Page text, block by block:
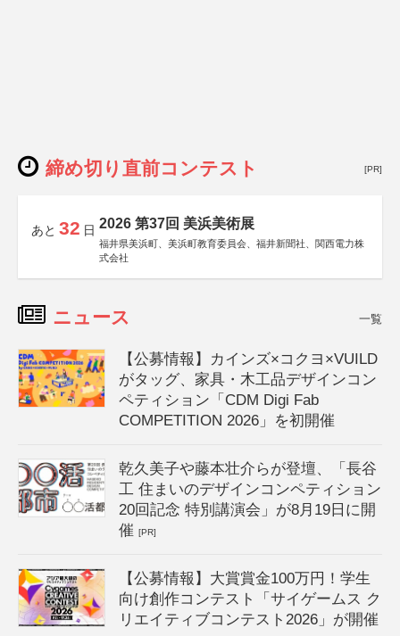
締め切り直前コンテスト [PR]
あと 32 日 2026 第37回 美浜美術展
福井県美浜町、美浜町教育委員会、福井新聞社、関西電力株
式会社
ニュース 一覧
【公募情報】カインズ×コクヨ×VUILD
がタッグ、家具・木工品デザインコン
ペティション「CDM Digi Fab
COMPETITION 2026」を初開催
乾久美子や藤本壮介らが登壇、「長谷
工 住まいのデザインコンペティション
20回記念 特別講演会」が8月19日に開
催[PR]
【公募情報】大賞賞金100万円！学生
向け創作コンテスト「サイゲームス ク
リエイティブコンテスト2026」が開催